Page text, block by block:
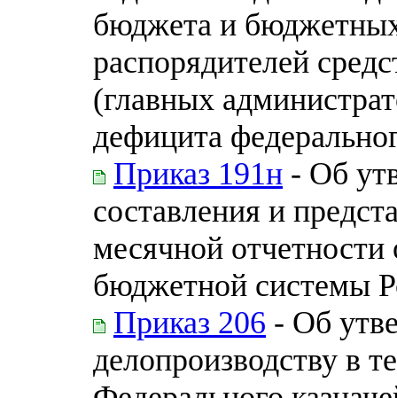
бюджета и
распорядителей
(главных
дефицита
Приказ 191н - Об
составления и
месячной
бюджетной системы
Приказ 206 - Об
делопроизводству в